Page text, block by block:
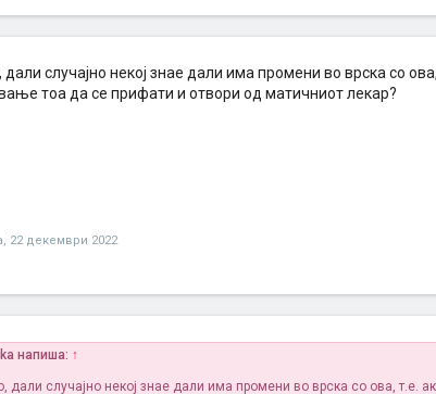
случајно некој знае дали има промени во врска со
тоа да се прифати и отвори од матичниот лекар?
, 22 декември 2022
напиша: ↑
дали случајно некој знае дали има промени во врска со ова, т.е.